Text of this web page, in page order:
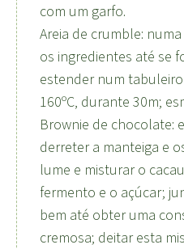
com um garfo.
Areia de crumble:
os ingredientes até se
estender num
160ºC, durante 30m;
Brownie de chocolate:
derreter a manteiga e
lume e misturar o
fermento e o açúcar;
bem até obter uma
cremosa; deitar esta